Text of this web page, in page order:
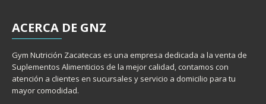
ACERCA DE GNZ
Gym Nutrición Zacatecas es una empresa dedicada a la venta de
Suplementos Alimenticios de la mejor calidad, contamos con
atención a clientes en sucursales y servicio a domicilio para tu
mayor comodidad.